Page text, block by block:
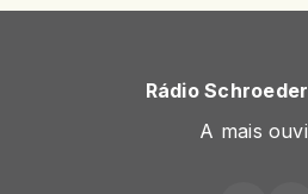
Rádio
A mais